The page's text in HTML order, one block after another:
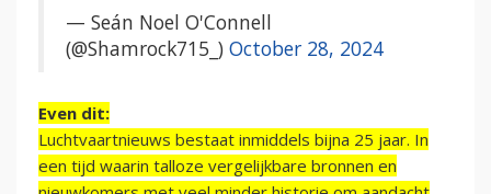
— Seán Noel O'Connell
(@Shamrock715_) October 28, 2024
Even dit:
Luchtvaartnieuws bestaat inmiddels bijna 25 jaar. In
een tijd waarin talloze vergelijkbare bronnen en